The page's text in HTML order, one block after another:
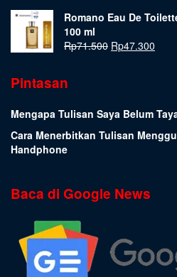
Romano Eau De
100 ml
Rp71.500 Rp47.300
Pintasan
Mengapa Tulisan Saya Belum
Cara Menerbitkan Tulisan
Handphone
Baca di Google News